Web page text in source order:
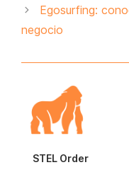
Egosurfing:
negocio
STEL Order